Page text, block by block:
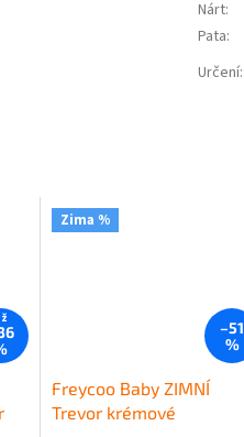
Zima %
–51
%
Freycoo Baby ZIMNÍ
Trevor krémové
Nárt:
Pata:
Určení: